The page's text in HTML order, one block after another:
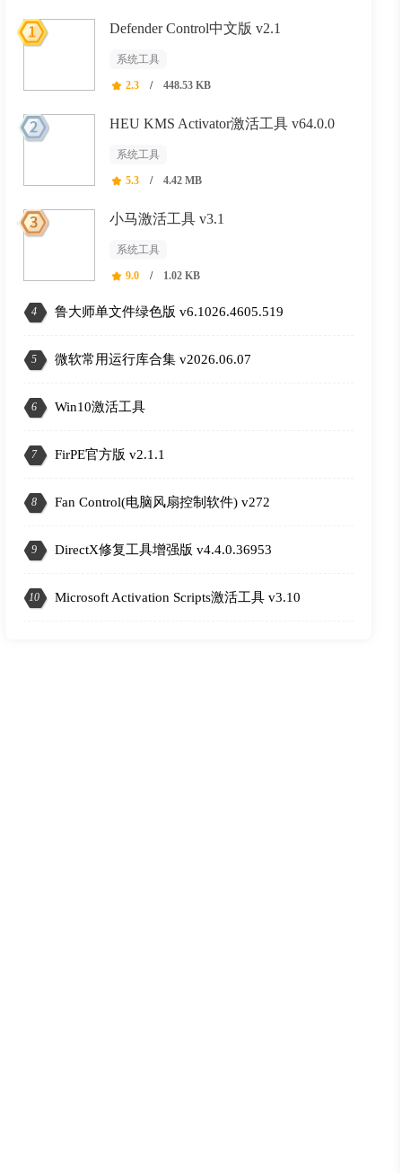
1
Defender Control中文版 v2.1
系统工具
2.3 / 448.53 KB
HEU KMS Activator激活工具 v64.0.0
系统工具
5.3 / 4.42 MB
小马激活工具 v3.1
系统工具
9.0 / 1.02 KB
4 鲁大师单文件绿色版 v6.1026.4605.519
5 微软常用运行库合集 v2026.06.07
6 Win10激活工具
7 FirPE官方版 v2.1.1
8 Fan Control(电脑风扇控制软件) v272
9 DirectX修复工具增强版 v4.4.0.36953
10 Microsoft Activation Scripts激活工具 v3.10